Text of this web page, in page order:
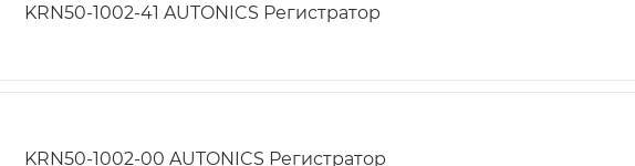
KRN50-1002-41 AUTONICS Регистратор
KRN50-1002-00 AUTONICS Регистратор